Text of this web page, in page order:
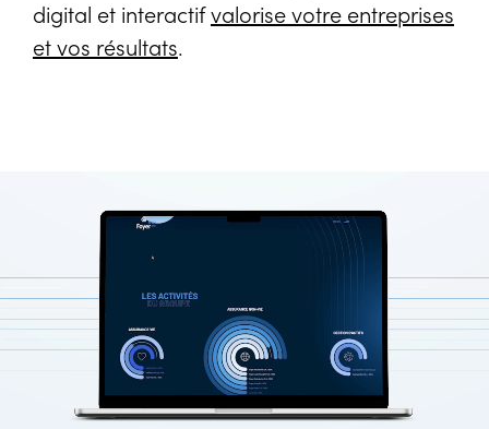
digital et interactifvalorise votre entreprises
et vos résultats